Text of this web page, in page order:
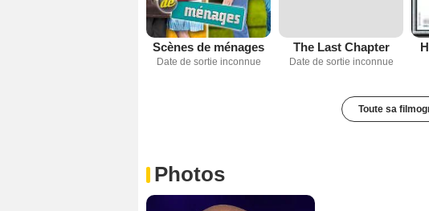
Scènes de ménages
Date de sortie inconnue
The Last Chapter
Date de sortie inconnue
Toute sa
Photos